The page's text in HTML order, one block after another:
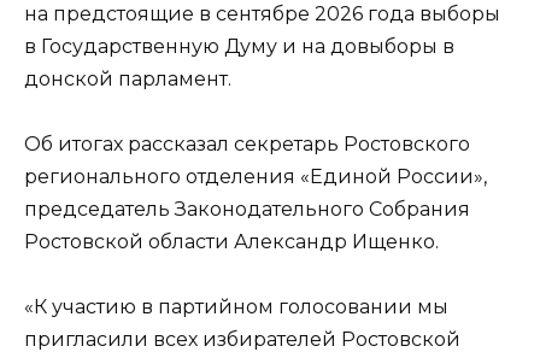
на предстоящие в сентябре 2026 года выборы
в Государственную Думу и на довыборы в
донской парламент.
Об итогах рассказал секретарь Ростовского
регионального отделения «Единой России»,
председатель Законодательного Собрания
Ростовской области Александр Ищенко.
«К участию в партийном голосовании мы
пригласили всех избирателей Ростовской